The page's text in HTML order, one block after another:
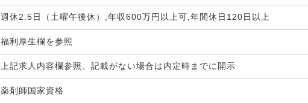
週休2.5日（土曜午後休）,年収600万円以上可,年間休日120日以上
福利厚生欄を参照
上記求人内容欄参照、記載がない場合は内定時までに開示
薬剤師国家資格